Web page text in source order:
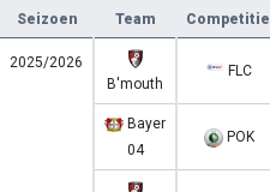
Seizoen Team Competitie
2025/2026
B'mouth
FLC
Bayer
04
POK